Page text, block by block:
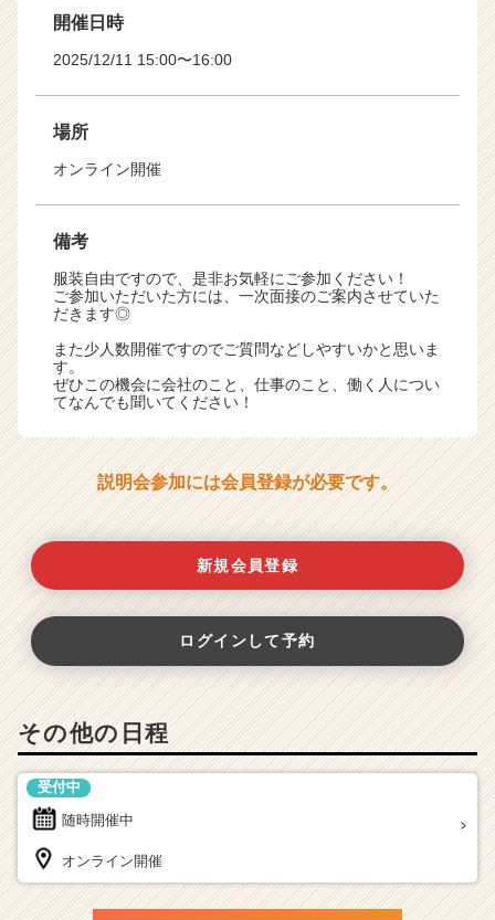
開催日時
2025/12/11 15:00〜16:00
場所
オンライン開催
備考
服装自由ですので、是非お気軽にご参加ください！
ご参加いただいた方には、一次面接のご案内させていた
だきます◎
また少人数開催ですのでご質問などしやすいかと思いま
す。
ぜひこの機会に会社のこと、仕事のこと、働く人につい
てなんでも聞いてください！
説明会参加には会員登録が必要です。
新規会員登録
ログインして予約
その他の日程
随時開催中
受付中
オンライン開催